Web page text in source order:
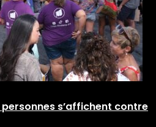
s’affichent contre